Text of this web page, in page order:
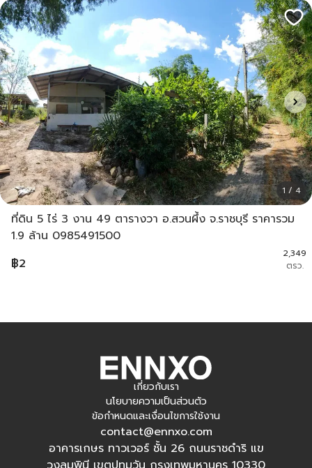
1 / 4
ที่ดิน 5 ไร่ 3 งาน 49 ตารางวา อ.สวนผึ้ง จ.ราชบุรี ราคารวม
1.9 ล้าน 0985491500
฿2
2,349
ตรว.
เกี่ยวกับเรา
นโยบายความเป็นส่วนตัว
ข้อกำหนดและเงื่อนไขการใช้งาน
contact@ennxo.com
อาคารเกษร ทาวเวอร์ ชั้น 26 ถนนราชดำริ แข